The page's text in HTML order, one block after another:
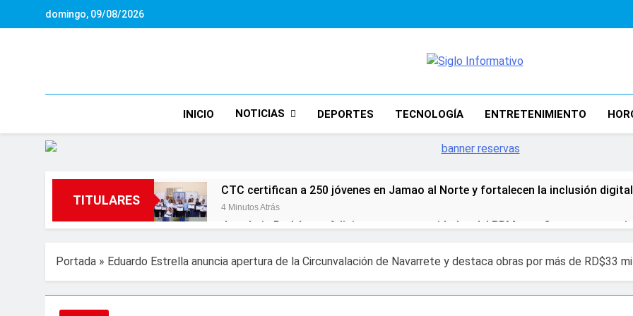
domingo, 09/08/2026
Siglo
INICIO NOTICIAS DEPORTES TECNOLOGÍA ENTRETENIMIENTO
TITULARES
CTC certifican a 250 jóvenes en Jamao al Norte y fortalecen la inclusión digital
4 Minutos Atrás
Jean Luis Rodríguez felicita nuevas autoridades del PRM y reafirma
“El futuro comienza hoy”: Santo Domingo 2026 despide su centenario con
Gloria Reyes asume la Secretaría Nacional de Organización del PRM para el
Portada » Eduardo Estrella anuncia apertura de la Circunvalación de Navarrete y destaca obras por más de RD$33